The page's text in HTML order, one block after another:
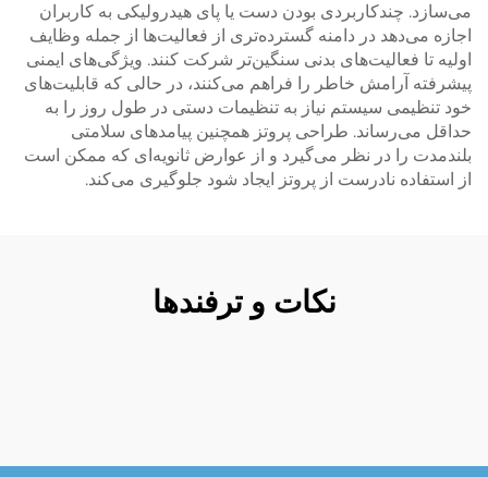
می‌سازد. چندکاربردی بودن دست یا پای هیدرولیکی به کاربران
اجازه می‌دهد در دامنه گسترده‌تری از فعالیت‌ها از جمله وظایف
اولیه تا فعالیت‌های بدنی سنگین‌تر شرکت کنند. ویژگی‌های ایمنی
پیشرفته آرامش خاطر را فراهم می‌کنند، در حالی که قابلیت‌های
خود تنظیمی سیستم نیاز به تنظیمات دستی در طول روز را به
حداقل می‌رساند. طراحی پروتز همچنین پیامدهای سلامتی
بلندمدت را در نظر می‌گیرد و از عوارض ثانویه‌ای که ممکن است
از استفاده نادرست از پروتز ایجاد شود جلوگیری می‌کند.
نکات و ترفندها